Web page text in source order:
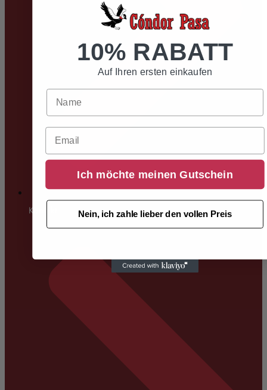
Kontakt
10% RABATT
Auf Ihren ersten einkaufen
Email
Ich möchte meinen Gutschein
Nein, ich zahle lieber den vollen Preis